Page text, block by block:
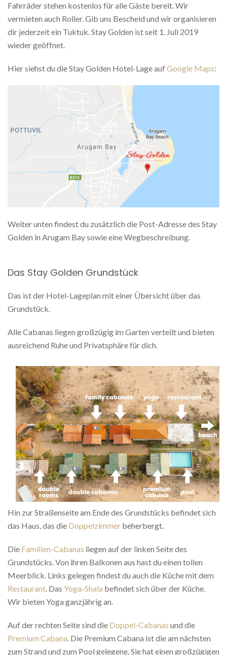
Fahrräder stehen kostenlos für alle Gäste bereit. Wir
vermieten auch Roller. Gib uns Bescheid und wir organisieren
dir jederzeit ein Tuktuk. Stay Golden ist seit 1. Juli 2019
wieder geöffnet.
Hier siehst du die Stay Golden Hotel-Lage aufGoogle Maps:
Weiter unten findest du zusätzlich die Post-Adresse des Stay
Golden in Arugam Bay sowie eine Wegbeschreibung.
Das Stay Golden Grundstück
Das ist der Hotel-Lageplan mit einer Übersicht über das
Grundstück.
Alle Cabanas liegen großzügig im Garten verteilt und bieten
ausreichend Ruhe und Privatsphäre für dich.
Hin zur Straßenseite am Ende des Grundstücks befindet sich
das Haus, das die Doppelzimmer beherbergt.
Die Familien-Cabanas liegen auf der linken Seite des
Grundstücks. Von ihren Balkonen aus hast du einen tollen
Meerblick. Links gelegen findest du auch die Küche mit dem
Restaurant . Das Yoga-Shala befindet sich über der Küche.
Wir bieten Yoga ganzjährig an.
Auf der rechten Seite sind die Doppel-Cabanas und die
Premium Cabana . Die Premium Cabana ist die am nächsten
zum Strand und zum Pool gelegene. Sie hat einen großzügigen